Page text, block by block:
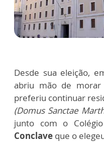
Desde sua eleição,
abriu mão de morar
preferiu continuar
(Domus Sanctae
junto com o
Conclave que o